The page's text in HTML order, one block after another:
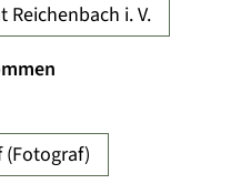
Reichenbach i. V.
(Fotograf)